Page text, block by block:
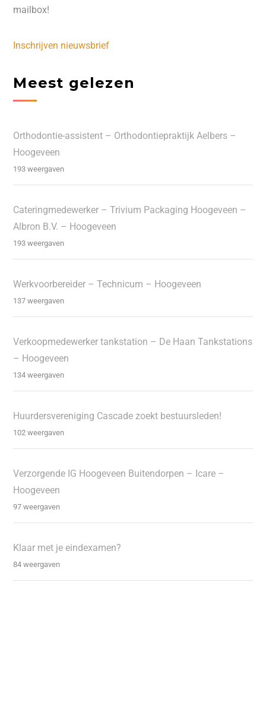
mailbox!
Inschrijven nieuwsbrief
Meest gelezen
Orthodontie-assistent – Orthodontiepraktijk Aelbers –
Hoogeveen
193 weergaven
Cateringmedewerker – Trivium Packaging Hoogeveen –
Albron B.V. – Hoogeveen
193 weergaven
Werkvoorbereider – Technicum – Hoogeveen
137 weergaven
Verkoopmedewerker tankstation – De Haan Tankstations
– Hoogeveen
134 weergaven
Huurdersvereniging Cascade zoekt bestuursleden!
102 weergaven
Verzorgende IG Hoogeveen Buitendorpen – Icare –
Hoogeveen
97 weergaven
Klaar met je eindexamen?
84 weergaven